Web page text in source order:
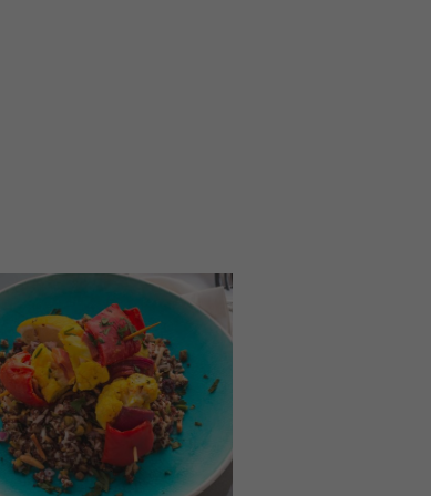
jest tzw. uzasadniony interes administratora.